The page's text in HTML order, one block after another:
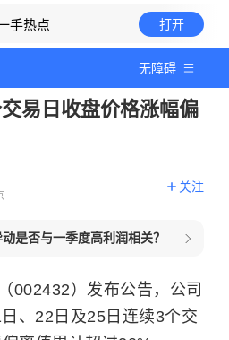
手热点 打开
无障碍
易日收盘价格涨幅偏
关注
是否与一季度高利润相关？
（002432）发布公告，公司
、22日及25日连续3个交